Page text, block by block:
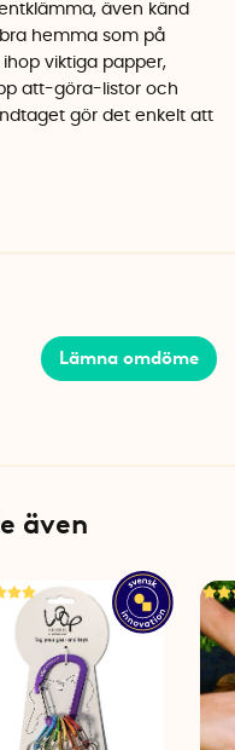
även känd
hemma som på
viktiga papper,
att-göra-listor och
gör det enkelt att
stycken
Lämna omdöme
även